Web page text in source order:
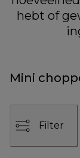
hebt of
Mini
Filter